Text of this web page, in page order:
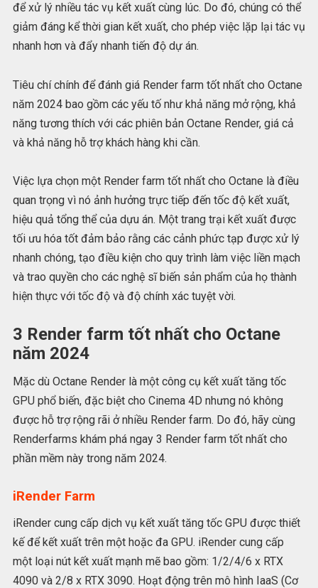
để xử lý nhiều tác vụ kết xuất cùng lúc. Do đó, chúng có thể
giảm đáng kể thời gian kết xuất, cho phép việc lặp lại tác vụ
nhanh hơn và đẩy nhanh tiến độ dự án.
Tiêu chí chính để đánh giá Render farm tốt nhất cho Octane
năm 2024 bao gồm các yếu tố như khả năng mở rộng, khả
năng tương thích với các phiên bản Octane Render, giá cả
và khả năng hỗ trợ khách hàng khi cần.
Việc lựa chọn một Render farm tốt nhất cho Octane là điều
quan trọng vì nó ảnh hưởng trực tiếp đến tốc độ kết xuất,
hiệu quả tổng thể của dựu án. Một trang trại kết xuất được
tối ưu hóa tốt đảm bảo rằng các cảnh phức tạp được xử lý
nhanh chóng, tạo điều kiện cho quy trình làm việc liền mạch
và trao quyền cho các nghệ sĩ biến sản phẩm của họ thành
hiện thực với tốc độ và độ chính xác tuyệt vời.
3 Render farm tốt nhất cho Octane
năm 2024
Mặc dù Octane Render là một công cụ kết xuất tăng tốc
GPU phổ biến, đặc biệt cho Cinema 4D nhưng nó không
được hỗ trợ rộng rãi ở nhiều Render farm. Do đó, hãy cùng
Renderfarms khám phá ngay 3 Render farm tốt nhất cho
phần mềm này trong năm 2024.
iRender Farm
iRender cung cấp dịch vụ kết xuất tăng tốc GPU được thiết
kế để kết xuất trên một hoặc đa GPU. iRender cung cấp
một loại nút kết xuất mạnh mẽ bao gồm: 1/2/4/6 x RTX
4090 và 2/8 x RTX 3090. Hoạt động trên mô hình IaaS (Cơ